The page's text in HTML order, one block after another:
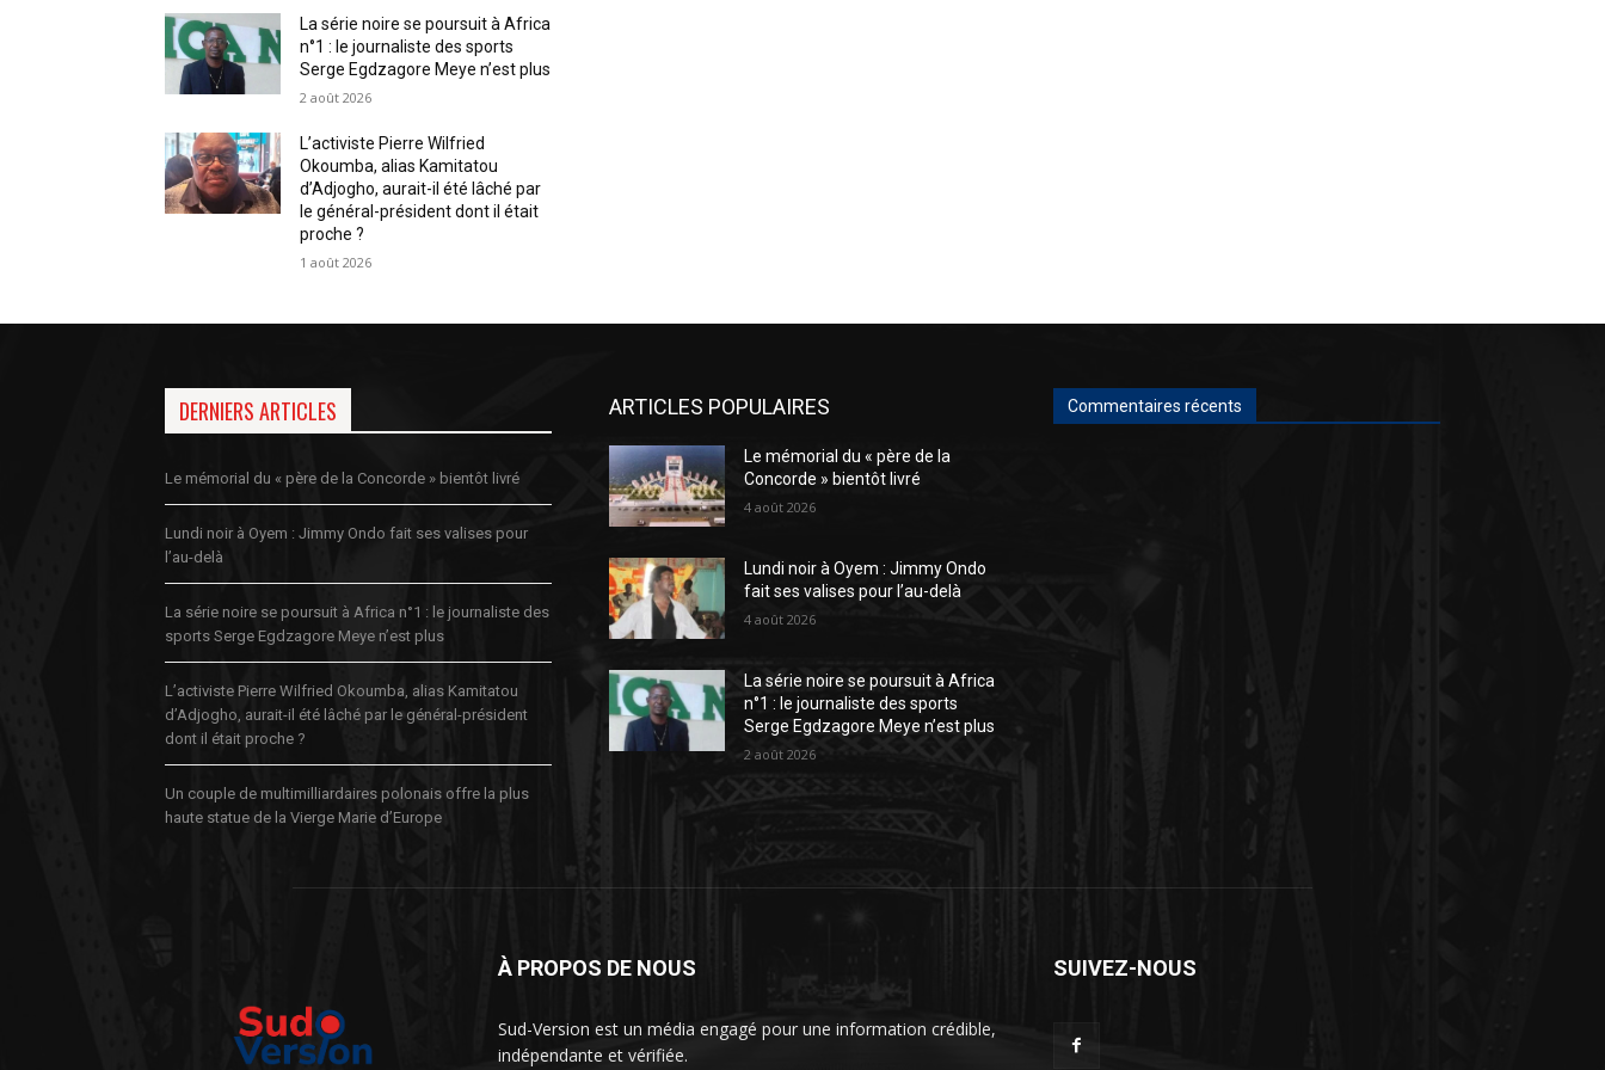
La série noire se poursuit à Africa
n°1 : le journaliste des sports
Serge Egdzagore Meye n’est plus
2 août 2026
L’activiste Pierre Wilfried
Okoumba, alias Kamitatou
d’Adjogho, aurait-il été lâché par
le général-président dont il était
proche ?
1 août 2026
DERNIERS ARTICLES
Le mémorial du « père de la Concorde » bientôt livré
Lundi noir à Oyem : Jimmy Ondo fait ses valises pour
l’au-delà
La série noire se poursuit à Africa n°1 : le journaliste des
sports Serge Egdzagore Meye n’est plus
L’activiste Pierre Wilfried Okoumba, alias Kamitatou
d’Adjogho, aurait-il été lâché par le général-président
dont il était proche ?
Un couple de multimilliardaires polonais offre la plus
haute statue de la Vierge Marie d’Europe
ARTICLES POPULAIRES
Le mémorial du « père de la
Concorde » bientôt livré
4 août 2026
Lundi noir à Oyem : Jimmy Ondo
fait ses valises pour l’au-delà
4 août 2026
La série noire se poursuit à Africa
n°1 : le journaliste des sports
Serge Egdzagore Meye n’est plus
2 août 2026
Commentaires récents
À PROPOS DE NOUS
Sud-Version est un média engagé pour une information crédible,
indépendante et vérifiée.
SUIVEZ-NOUS